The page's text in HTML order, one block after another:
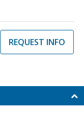
REQUEST INFO